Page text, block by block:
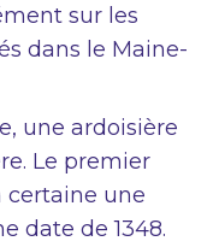
sur les
dans le Maine-
une ardoisière
Le premier
certaine une
date de 1348.